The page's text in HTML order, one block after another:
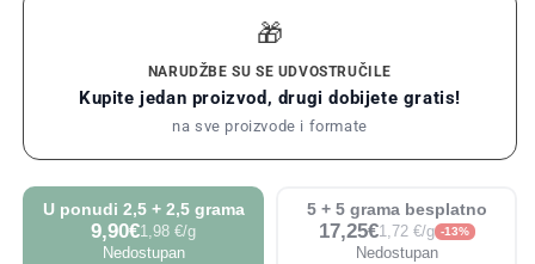
🎁
NARUDŽBE SU SE UDVOSTRUČILE
Kupite jedan proizvod, drugi dobijete gratis!
na sve proizvode i formate
U ponudi 2,5 + 2,5 grama
9,90€1,98 €/g
Nedostupan
5 + 5 grama besplatno
17,25€1,72 €/g -13%
Nedostupan